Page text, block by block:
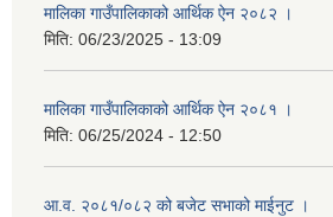
मालिका गाउँपालिकाको आर्थिक ऐन २०८२ ।
मिति: 06/23/2025 - 13:09
मालिका गाउँपालिकाको आर्थिक ऐन २०८१ ।
मिति: 06/25/2024 - 12:50
आ.व. २०८१/०८२ को बजेट सभाको माईनुट ।